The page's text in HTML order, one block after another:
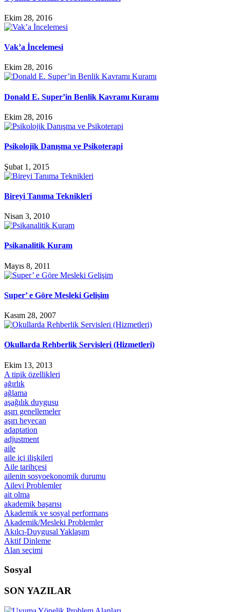
Ekim 28, 2016
Vak’a İncelemesi
Ekim 28, 2016
Donald E. Super’in Benlik Kavramı Kuramı
Ekim 28, 2016
Psikolojik Danışma ve Psikoterapi
Şubat 1, 2015
Bireyi Tanıma Teknikleri
Nisan 3, 2010
Psikanalitik Kuram
Mayıs 8, 2011
Super’ e Göre Mesleki Gelişim
Kasım 28, 2007
Okullarda Rehberlik Servisleri (Hizmetleri)
Ekim 13, 2013
A tipik özellikleri
ağırlık
ağlama
aşağılık duygusu
aşırı genellemeler
aşırı heyecan
adaptation
adjustment
aile
aile içi ilişkileri
Aile tarihçesi
ailenin sosyoekonomik durumu
Ailevi Problemler
ait olma
akademik başarısı
Akademik ve sosyal performans
Akademik/Mesleki Problemler
Akılcı-Duygusal Yaklaşım
Aktif Dinleme
Alan seçimi
Sosyal
SON YAZILAR